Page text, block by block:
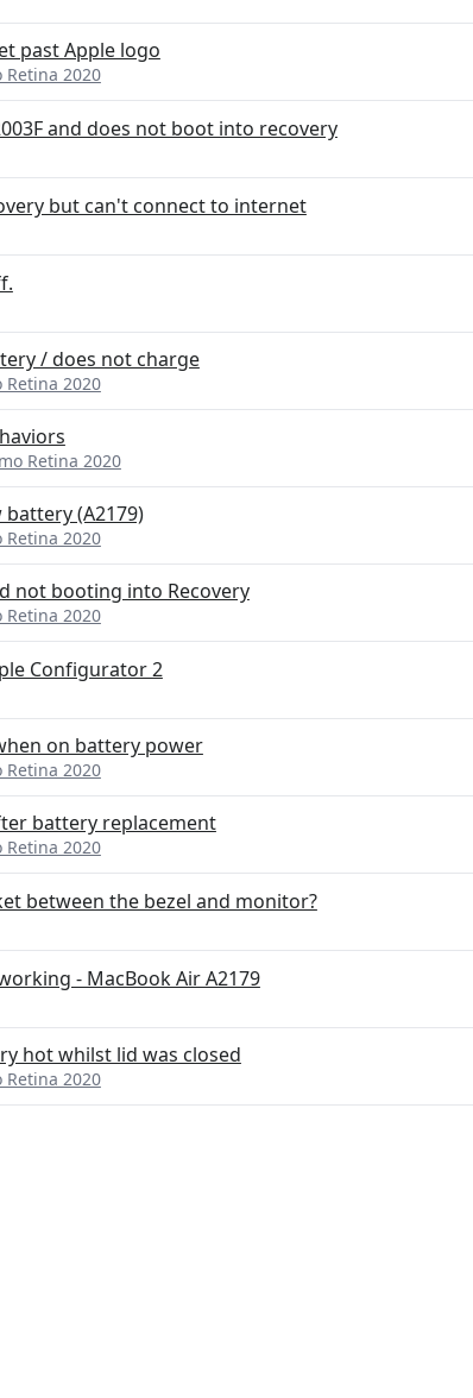
past Apple logo
Retina 2020
and does not boot into recovery
but can't connect to internet
/ does not charge
Retina 2020
Retina 2020
(A2179)
Retina 2020
not booting into Recovery
Retina 2020
Configurator 2
on battery power
Retina 2020
battery replacement
Retina 2020
between the bezel and monitor?
- MacBook Air A2179
hot whilst lid was closed
Retina 2020